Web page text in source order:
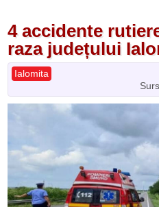
4 accidente
raza județului
Ialomita